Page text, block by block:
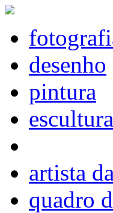
desenho
pintura
escultura
artista
quadro